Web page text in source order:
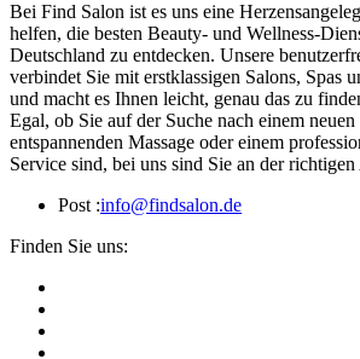
Bei Find Salon ist es uns eine
helfen, die besten Beauty- und Wellness-
Deutschland zu entdecken. Unsere
verbindet Sie mit erstklassigen Salons, Spas
und macht es Ihnen leicht, genau das zu
Egal, ob Sie auf der Suche nach einem
entspannenden Massage oder einem
Service sind, bei uns sind Sie an der richtigen
Post :info@findsalon.de
Finden Sie uns: